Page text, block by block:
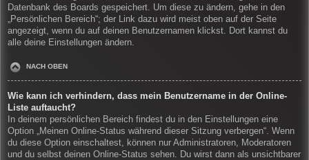
Datenbank des Boards gespeichert. Um diese zu ändern, gehe in den
„Persönlichen Bereich“; der Link dazu wird meist oben auf der Seite
angezeigt, wenn du auf deinen Benutzernamen klickst. Dort kannst du
alle deine Einstellungen ändern.
NACH OBEN
Wie kann ich verhindern, dass mein Benutzername in der Online-
Liste auftaucht?
In deinem persönlichen Bereich findest du in den Einstellungen eine
Option „Meinen Online-Status während dieser Sitzung verbergen“. Wenn
du diese Option einschaltest, können nur Administratoren, Moderatoren
und du selbst deinen Online-Status sehen. Du wirst dann als unsichtbarer